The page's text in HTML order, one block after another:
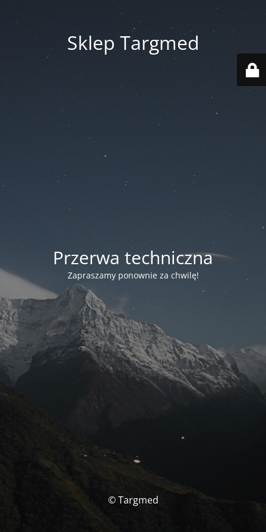
Sklep Targmed
Przerwa techniczna
Zapraszamy ponownie za chwilę!
© Targmed